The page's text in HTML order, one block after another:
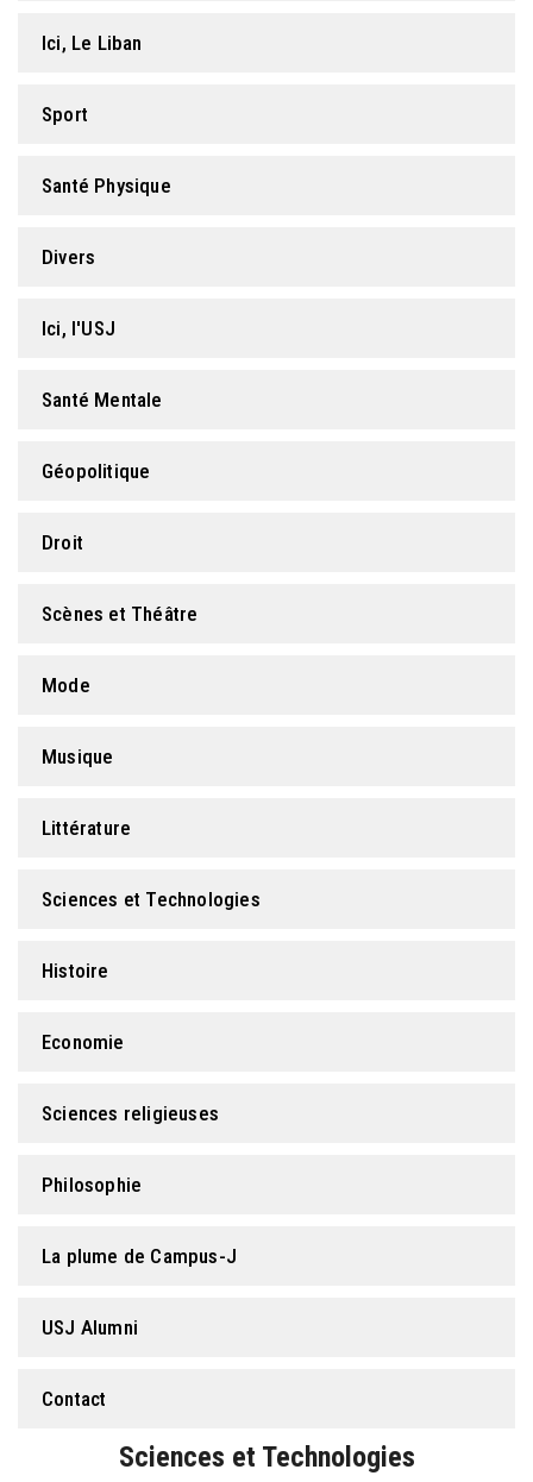
Ici, Le Liban
Sport
Santé Physique
Divers
Ici, l'USJ
Santé Mentale
Géopolitique
Droit
Scènes et Théâtre
Mode
Musique
Littérature
Sciences et Technologies
Histoire
Economie
Sciences religieuses
Philosophie
La plume de Campus-J
USJ Alumni
Contact
Sciences et Technologies